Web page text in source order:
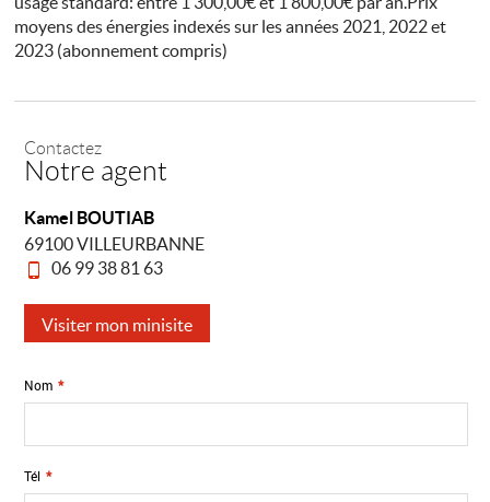
moyens des énergies indexés sur les années 2021, 2022 et
2023 (abonnement compris)
Contactez
Notre agent
Kamel BOUTIAB
69100 VILLEURBANNE
06 99 38 81 63
Visiter mon minisite
Nom *
Tél *